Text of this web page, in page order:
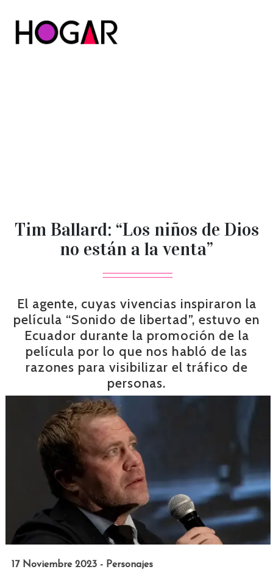
Tim Ballard: “Los niños de Dios
no están a la venta”
El agente, cuyas vivencias inspiraron la
película “Sonido de libertad”, estuvo en
Ecuador durante la promoción de la
película por lo que nos habló de las
razones para visibilizar el tráfico de
personas.
17 Noviembre 2023 - Personajes